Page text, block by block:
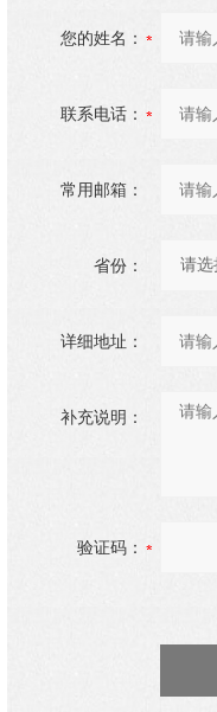
您的姓名：
联系电话：
常用邮箱：
省份：
详细地址：
补充说明：
验证码：